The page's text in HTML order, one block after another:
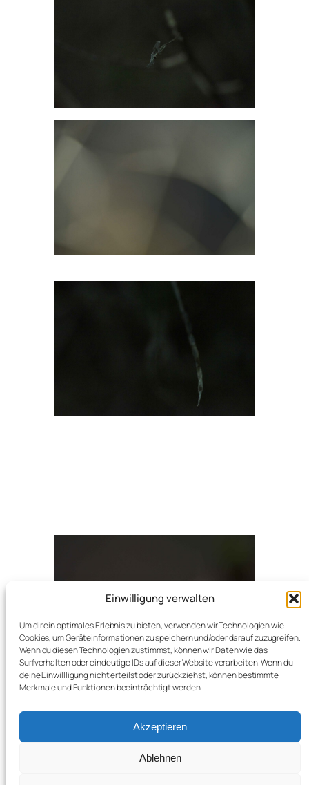
Einwilligung verwalten
Um dir ein optimales Erlebnis zu bieten, verwenden wir Technologien wie
Cookies, um Geräteinformationen zu speichern und/oder darauf zuzugreifen.
Wenn du diesen Technologien zustimmst, können wir Daten wie das
Surfverhalten oder eindeutige IDs auf dieser Website verarbeiten. Wenn du
deine Einwillligung nicht erteilst oder zurückziehst, können bestimmte
Merkmale und Funktionen beeinträchtigt werden.
Akzeptieren
Ablehnen
Cecilia Szabó Art